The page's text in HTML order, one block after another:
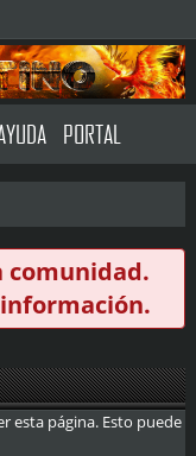
PORTAL
comunidad.
esta página. Esto puede